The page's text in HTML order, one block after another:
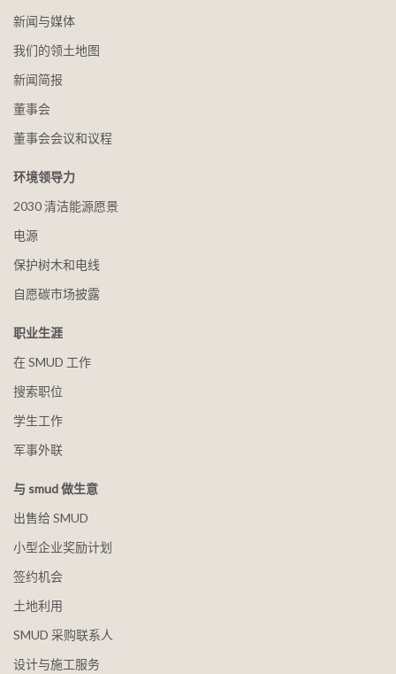
新闻与媒体
我们的领土地图
新闻简报
董事会
董事会会议和议程
环境领导力
2030 清洁能源愿景
电源
保护树木和电线
自愿碳市场披露
职业生涯
在 SMUD 工作
搜索职位
学生工作
军事外联
与 smud 做生意
出售给 SMUD
小型企业奖励计划
签约机会
土地利用
SMUD 采购联系人
设计与施工服务